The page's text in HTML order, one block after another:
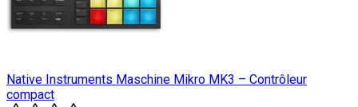
Native Instruments Maschine Mikro MK3 – Contrôleur
compact